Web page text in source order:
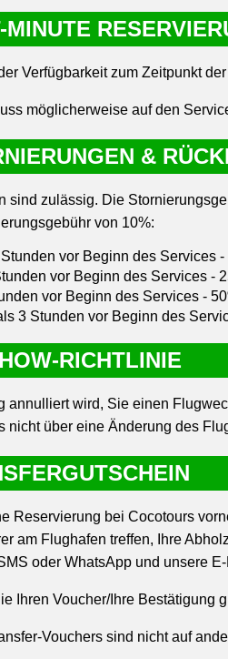
Verfügbarkeit zum Zeitpunkt
möglicherweise auf den
&
sind zulässig. Die
von 10%:
vor Beginn des Services
vor Beginn des Services -
vor Beginn des Services -
3 Stunden vor Beginn des
RICHTLINIE
annulliert wird, Sie einen
nicht über eine Änderung des
Reservierung bei Cocotours
am Flughafen treffen, Ihre
oder WhatsApp und unsere
Ihren Voucher/Ihre Bestätigung
Vouchers sind nicht auf